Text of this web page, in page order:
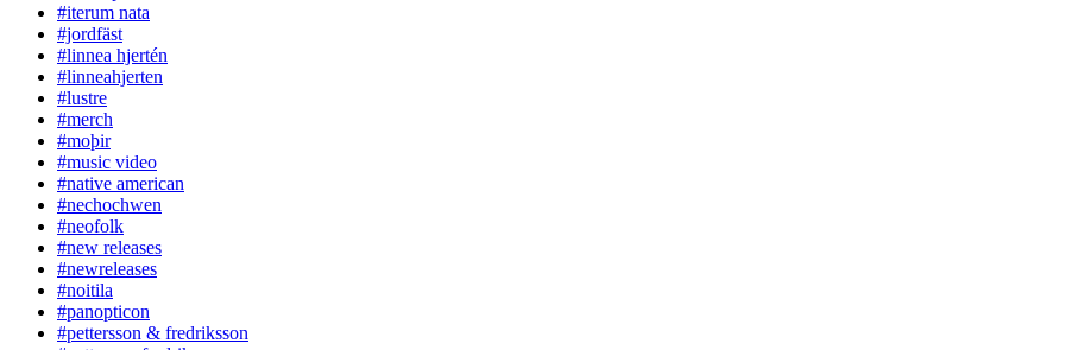
#iterum nata
#jordfäst
#linnea hjertén
#linneahjerten
#lustre
#merch
#moþir
#music video
#native american
#nechochwen
#neofolk
#new releases
#newreleases
#noitila
#panopticon
#pettersson & fredriksson